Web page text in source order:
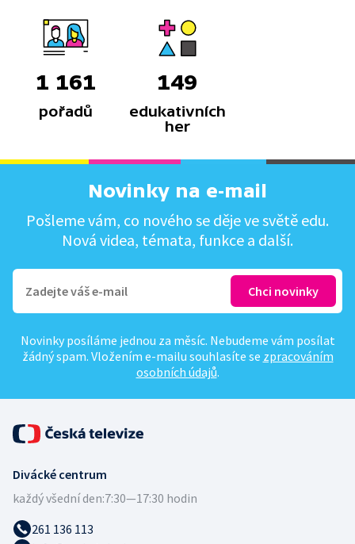
1 161
pořadů
149
edukativních
her
Novinky na e-mail
Pošleme vám, co nového se děje ve světě edu.
Nová videa, témata, funkce a další.
Novinky posíláme jednou za měsíc. Nebudeme vám posílat
žádný spam. Vložením e-mailu souhlasíte se zpracováním
osobních údajů.